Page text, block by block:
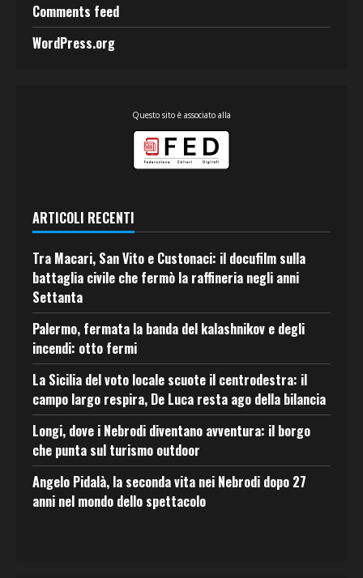
Comments feed
WordPress.org
Questo sito è associato alla
ARTICOLI RECENTI
Tra Macari, San Vito e Custonaci: il docufilm sulla
battaglia civile che fermò la raffineria negli anni
Settanta
Palermo, fermata la banda del kalashnikov e degli
incendi: otto fermi
La Sicilia del voto locale scuote il centrodestra: il
campo largo respira, De Luca resta ago della bilancia
Longi, dove i Nebrodi diventano avventura: il borgo
che punta sul turismo outdoor
Angelo Pidalà, la seconda vita nei Nebrodi dopo 27
anni nel mondo dello spettacolo